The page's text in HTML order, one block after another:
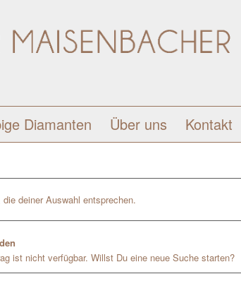
Diamanten Über uns Kontakt
deiner Auswahl entsprechen.
ist nicht verfügbar. Willst Du eine neue Suche starten?